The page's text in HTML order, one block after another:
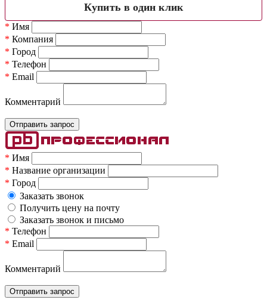
Купить в один клик
* Имя
* Компания
* Город
* Телефон
* Email
Комментарий
* Имя
* Название организации
* Город
Заказать звонок
Получить цену на почту
Заказать звонок и письмо
* Телефон
* Email
Комментарий